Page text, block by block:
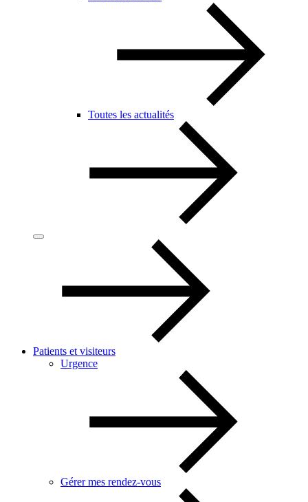
Toutes les actualités
Patients et visiteurs
Urgence
Gérer mes rendez-vous